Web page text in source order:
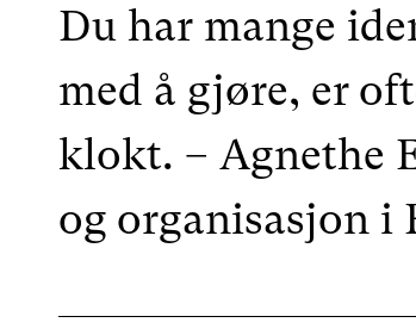
Du har mange
med å gjøre, er
klokt. – Agnethe
og organisasjon i